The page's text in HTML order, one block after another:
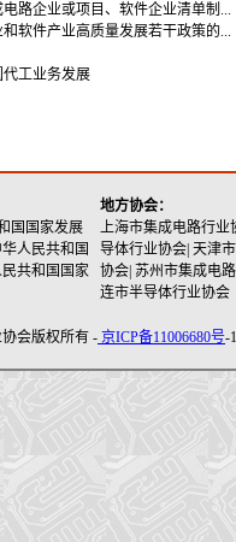
路企业或项目、软件企业清单制...
软件产业高质量发展若干政策的...
工业务发展